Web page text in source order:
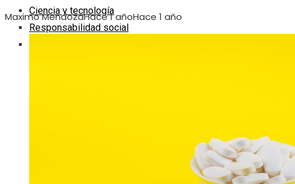
Ciencia y tecnología
Responsabilidad social
Maximo MendozaHace 1 añoHace 1 año